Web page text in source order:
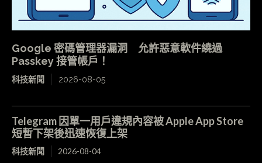
Google 密碼管理器漏洞 允許惡意軟件繞過
Passkey 接管帳戶！
科技新聞 2026-08-05
Telegram 因單一用戶違規內容被 Apple App Store
短暫下架後迅速恢復上架
科技新聞 2026-08-04